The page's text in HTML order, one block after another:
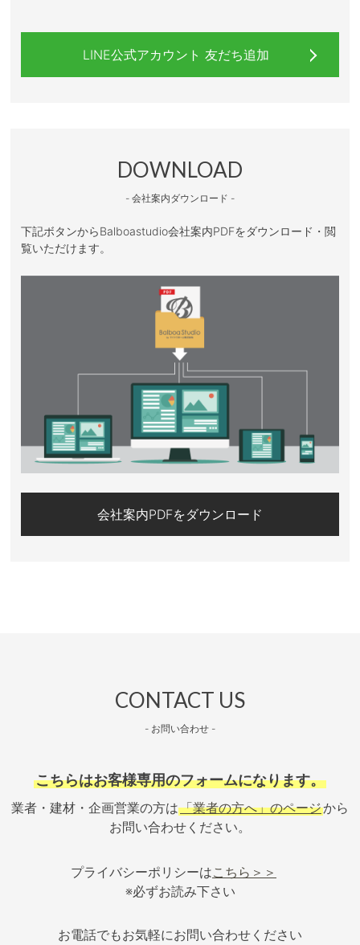
LINE公式アカウント 友だち追加
DOWNLOAD
- 会社案内ダウンロード -
下記ボタンからBalboastudio会社案内PDFをダウンロード・閲
覧いただけます。
会社案内PDFをダウンロード
CONTACT US
- お問い合わせ -
こちらはお客様専用のフォームになります。
業者・建材・企画営業の方は「業者の方へ」のページから
お問い合わせください。
プライバシーポリシーはこちら＞＞
※必ずお読み下さい
お電話でもお気軽にお問い合わせください